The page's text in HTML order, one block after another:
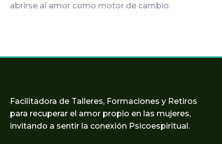
abrirse al amor como motor de cambio.
Facilitadora de Talleres, Formaciones y Retiros
para recuperar el amor propio en las mujeres,
invitando a sentir la conexión Psicoespiritual.